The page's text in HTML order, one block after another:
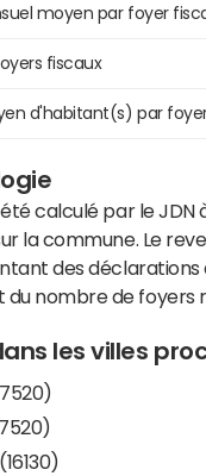
moyen par foyer
fiscaux
d'habitant(s) par
calculé par le JDN
la commune. Le
des déclarations
nombre de foyers
les villes